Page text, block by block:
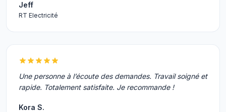
Jeff
RT Electricité
Une personne à l’écoute des demandes. Travail soigné et
rapide. Totalement satisfaite. Je recommande !
Kora S.